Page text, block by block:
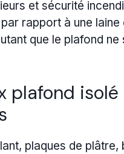
et sécurité
rapport à une
que le plafond
plafond
plaques de plâtre,